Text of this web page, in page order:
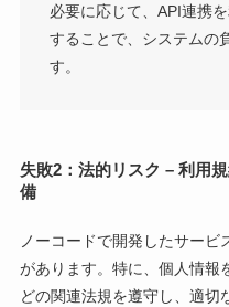
必要に応じて、API連携
することで、システムの
す。
失敗2：法的リスク – 利用
備
ノーコードで開発したサー
があります。特に、個人情報
どの関連法規を遵守し、適切